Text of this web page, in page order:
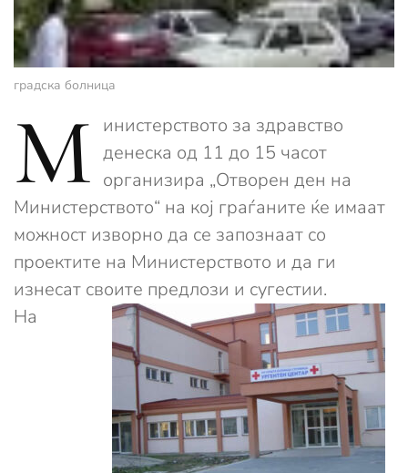
градска болница
М инистерството за здравство
денеска од 11 до 15 часот
организира „Отворен ден на
Министерството“ на кој граѓаните ќе имаат
можност изворно да се запознаат со
проектите на Министерството и да ги
изнесат своите предлози и сугестии.
На